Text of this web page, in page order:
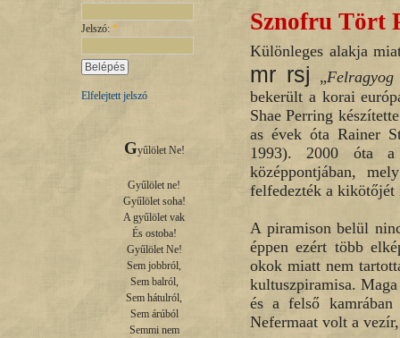
Jelszó: *
Elfelejtett jelszó
Gyűlölet Ne!
Gyűlölet ne!
Gyűlölet soha!
A gyűlölet vak
És ostoba!
Gyűlölet Ne!
Sem jobbról,
Sem balról,
Sem hátulról,
Sem árúból
Semmi nem
Sznofru Tört
Különleges alakja
mr rsj „
bekerült a korai
Shae Perring
as évek óta Rainer
1993). 2000 óta a
középpontjában,
felfedezték a kikötőjét
A piramison belül
éppen ezért több
okok miatt nem
kultuszpiramisa.
és a felső
Nefermaat volt a